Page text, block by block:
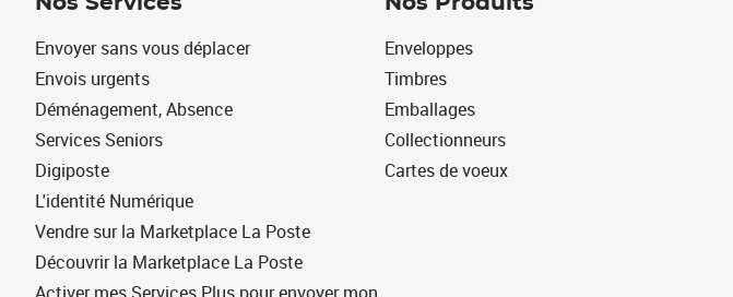
Envoyer sans vous déplacer
Envois urgents
Déménagement, Absence
Services Seniors
Digiposte
L'identité Numérique
Vendre sur la Marketplace La Poste
Découvrir la Marketplace La Poste
Enveloppes
Timbres
Emballages
Collectionneurs
Cartes de voeux